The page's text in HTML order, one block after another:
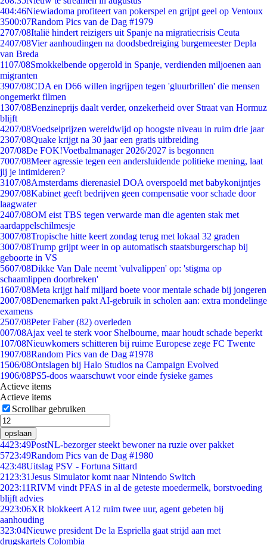
404:46Niewiadoma profiteert van pokerspel en grijpt geel op Ventoux
3500:07Random Pics van de Dag #1979
2707/08Italië hindert reizigers uit Spanje na migratiecrisis Ceuta
2407/08Vier aanhoudingen na doodsbedreiging burgemeester Depla
van Breda
1107/08Smokkelbende opgerold in Spanje, verdienden miljoenen aan
migranten
3907/08CDA en D66 willen ingrijpen tegen 'gluurbrillen' die mensen
ongemerkt filmen
1307/08Benzineprijs daalt verder, onzekerheid over Straat van Hormuz
blijft
4207/08Voedselprijzen wereldwijd op hoogste niveau in ruim drie jaar
2307/08Quake krijgt na 30 jaar een gratis uitbreiding
207/08De FOK!Voetbalmanager 2026/2027 is begonnen
7007/08Meer agressie tegen een andersluidende politieke mening, laat
jij je intimideren?
3107/08Amsterdams dierenasiel DOA overspoeld met babykonijntjes
2907/08Kabinet geeft bedrijven geen compensatie voor schade door
laagwater
2407/08OM eist TBS tegen verwarde man die agenten stak met
aardappelschilmesje
3007/08Tropische hitte keert zondag terug met lokaal 32 graden
3007/08Trump grijpt weer in op automatisch staatsburgerschap bij
geboorte in VS
5607/08Dikke Van Dale neemt 'vulvalippen' op: 'stigma op
schaamlippen doorbreken'
1607/08Meta krijgt half miljard boete voor mentale schade bij jongeren
2007/08Denemarken pakt AI-gebruik in scholen aan: extra mondelinge
examens
2507/08Peter Faber (82) overleden
007/08Ajax veel te sterk voor Shelbourne, maar houdt schade beperkt
107/08Nieuwkomers schitteren bij ruime Europese zege FC Twente
1907/08Random Pics van de Dag #1978
1506/08Ontslagen bij Halo Studios na Campaign Evolved
1906/08PS5-doos waarschuwt voor einde fysieke games
Actieve items
Actieve items
Scrollbar gebruiken
opslaan
4423:49PostNL-bezorger steekt bewoner na ruzie over pakket
5723:49Random Pics van de Dag #1980
423:48Uitslag PSV - Fortuna Sittard
21 23:31Jesus Simulator komt naar Nintendo Switch
2023:11RIVM vindt PFAS in al de geteste moedermelk, borstvoeding
blijft advies
2923:06XR blokkeert A12 ruim twee uur, agent gebeten bij
aanhouding
323:04Nieuwe president De la Espriella gaat strijd aan met
drugskartels Colombia